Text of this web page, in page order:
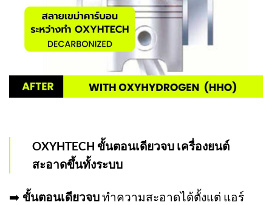
OXYHTECH ขั้นตอนเดียวจบ เครื่องยนต์
สะอาดขึ้นทั้งระบบ
➡️ ขั้นตอนเดียวจบทำความสะอาดได้ตั้งแต่ แอร์